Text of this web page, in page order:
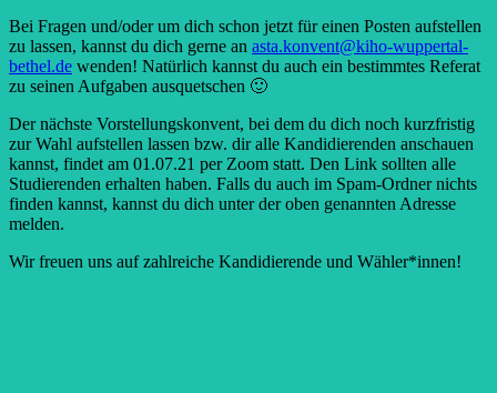
Bei Fragen und/oder um dich schon jetzt für einen Posten aufstellen
zu lassen, kannst du dich gerne an asta.konvent@kiho-wuppertal-
bethel.de wenden! Natürlich kannst du auch ein bestimmtes Referat
zu seinen Aufgaben ausquetschen 🙂
Der nächste Vorstellungskonvent, bei dem du dich noch kurzfristig
zur Wahl aufstellen lassen bzw. dir alle Kandidierenden anschauen
kannst, findet am 01.07.21 per Zoom statt. Den Link sollten alle
Studierenden erhalten haben. Falls du auch im Spam-Ordner nichts
finden kannst, kannst du dich unter der oben genannten Adresse
melden.
Wir freuen uns auf zahlreiche Kandidierende und Wähler*innen!